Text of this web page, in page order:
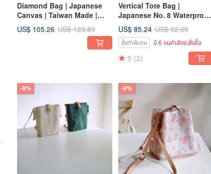
Diamond Bag | Japanese
Canvas | Taiwan Made |
Pre-order 15% Off
US$ 105.26 US$ 123.83
Vertical Tote Bag |
Japanese No. 8 Waterproof
Canvas | Designed and
Made in Taiwan
US$ 85.24 US$ 92.65
สั่งทำพิเศษ มี 6 คนกำลังจะสั่งซื้อ
5 (2)
-8% -8%